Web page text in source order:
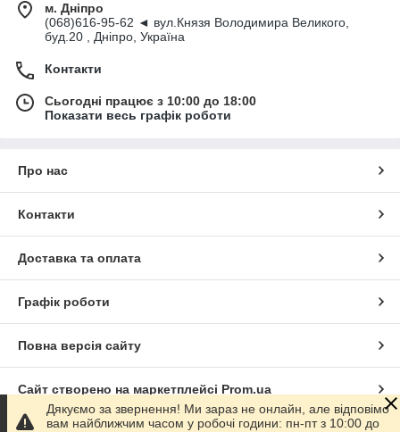
м. Дніпро
(068)616-95-62 ◄ вул.Князя Володимира Великого,
буд.20 , Дніпро, Україна
Контакти
Сьогодні працює з 10:00 до 18:00
Показати весь графік роботи
Про нас
Контакти
Доставка та оплата
Графік роботи
Повна версія сайту
Сайт створено на маркетплейсі Prom.ua
Дякуємо за звернення! Ми зараз не онлайн, але відповімо
вам найближчим часом у робочі години: пн-пт з 10:00 до